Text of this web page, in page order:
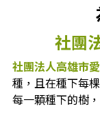
社團
社團法人高雄市
種，且在種下每
每一顆種下的樹